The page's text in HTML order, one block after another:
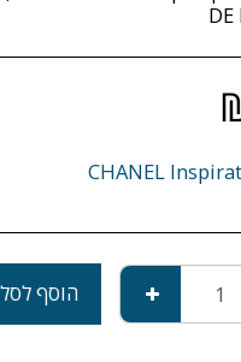
DE
CHANEL
הוסף